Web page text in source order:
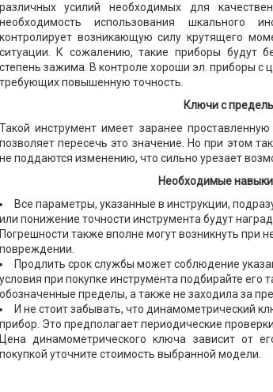
усилий необходимых для
использования шкального
возникающую силу крутящего
К сожалению, такие приборы будут
зажима. В контроле хороши эл. приборы
повышенную точность.
Ключи с
инструмент имеет заранее
пересечь это значение. Но при этом
поддаются изменению, что сильно урезает
Необходимые
Все параметры, указанные в инструкции,
понижение точности инструмента будут
также вполне могут возникнуть при
Продлить срок службы может соблюдение
при покупке инструмента подбирайте
пределы, а также не заходила за
И не стоит забывать, что динамометрический
Это предполагает периодические
динамометрического ключа зависит от
уточните стоимость выбранной модели.